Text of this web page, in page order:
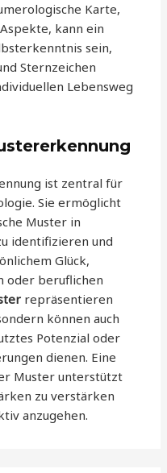
Karte,
kann ein
sein,
Sternzeichen
Lebensweg
ist zentral für
Sie ermöglicht
Muster in
identifizieren und
Glück,
oder beruflichen
repräsentieren
können auch
Potenzial oder
dienen. Eine
Muster unterstützt
zu verstärken
anzugehen.